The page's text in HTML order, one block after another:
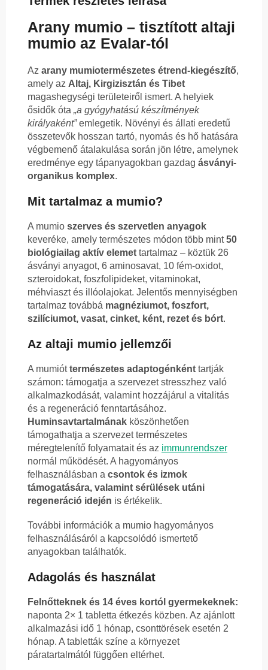
Arany mumio – tisztított altaji
mumio az Evalar-tól
Az arany mumiotermészetes étrend-kiegészítő,
amely az Altaj, Kirgizisztán és Tibet
magashegységi területeiről ismert. A helyiek
ősidők óta „a gyógyhatású készítmények
királyaként”emlegetik. Növényi és állati eredetű
összetevők hosszan tartó, nyomás és hő hatására
végbemenő átalakulása során jön létre, amelynek
eredménye egy tápanyagokban gazdag ásványi-
organikus komplex.
Mit tartalmaz a mumio?
A mumio szerves és szervetlen anyagok
keveréke, amely természetes módon több mint50
biológiailag aktív elemet tartalmaz – köztük 26
ásványi anyagot, 6 aminosavat, 10 fém-oxidot,
szteroidokat, foszfolipideket, vitaminokat,
méhviaszt és illóolajokat. Jelentős mennyiségben
tartalmaz továbbá magnéziumot, foszfort,
szilíciumot, vasat, cinket, ként, rezet és bórt.
Az altaji mumio jellemzői
A mumióttermészetes adaptogénként tartják
számon: támogatja a szervezet stresszhez való
alkalmazkodását, valamint hozzájárul a vitalitás
és a regeneráció fenntartásához.
Huminsavtartalmának köszönhetően
támogathatja a szervezet természetes
méregtelenítő folyamatait és az immunrendszer
normál működését. A hagyományos
felhasználásban a csontok és izmok
támogatására, valamint sérülések utáni
regeneráció idején is értékelik.
További információk a mumio hagyományos
felhasználásáról a kapcsolódó ismertető
anyagokban találhatók.
Adagolás és használat
Felnőtteknek és 14 éves kortól gyermekeknek:
naponta 2× 1 tabletta étkezés közben. Az ajánlott
alkalmazási idő 1 hónap, csonttörések esetén 2
hónap. A tabletták színe a környezet
páratartalmától függően eltérhet.